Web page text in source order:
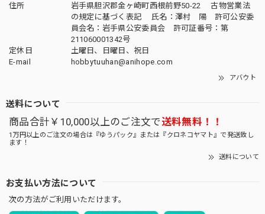
住所
岩手県胆沢郡金ヶ崎町西根前野50-22 古物営業法
の規定に基づく表記 氏名：澤村 陽 許可公安委
員会名：岩手県公安委員会 許可証番号：第
211060001342号
定休日
土曜日、日曜日、祝日
E-mail
hobbytuuhan@anihope.com
アバウト
送料について
商品合計￥10,000以上のご注文で送料無料！！
1万円以上のご注文の場合は『ゆうパック』または『クロネコヤマト』で発送致し
ます！
送料について
お支払い方法について
次の方法がご利用いただけます。